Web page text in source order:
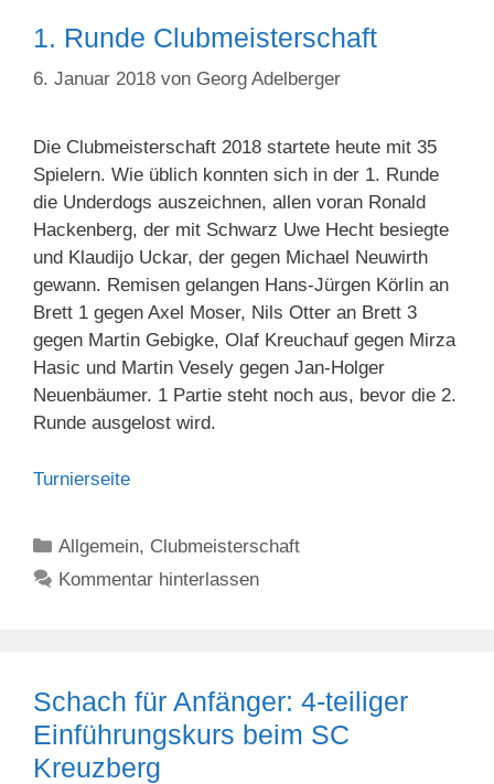
1. Runde Clubmeisterschaft
6. Januar 2018 von Georg Adelberger
Die Clubmeisterschaft 2018 startete heute mit 35
Spielern. Wie üblich konnten sich in der 1. Runde
die Underdogs auszeichnen, allen voran Ronald
Hackenberg, der mit Schwarz Uwe Hecht besiegte
und Klaudijo Uckar, der gegen Michael Neuwirth
gewann. Remisen gelangen Hans-Jürgen Körlin an
Brett 1 gegen Axel Moser, Nils Otter an Brett 3
gegen Martin Gebigke, Olaf Kreuchauf gegen Mirza
Hasic und Martin Vesely gegen Jan-Holger
Neuenbäumer. 1 Partie steht noch aus, bevor die 2.
Runde ausgelost wird.
Turnierseite
Kategorien
Allgemein, Clubmeisterschaft
Kommentar hinterlassen
Schach für Anfänger: 4-teiliger
Einführungskurs beim SC
Kreuzberg